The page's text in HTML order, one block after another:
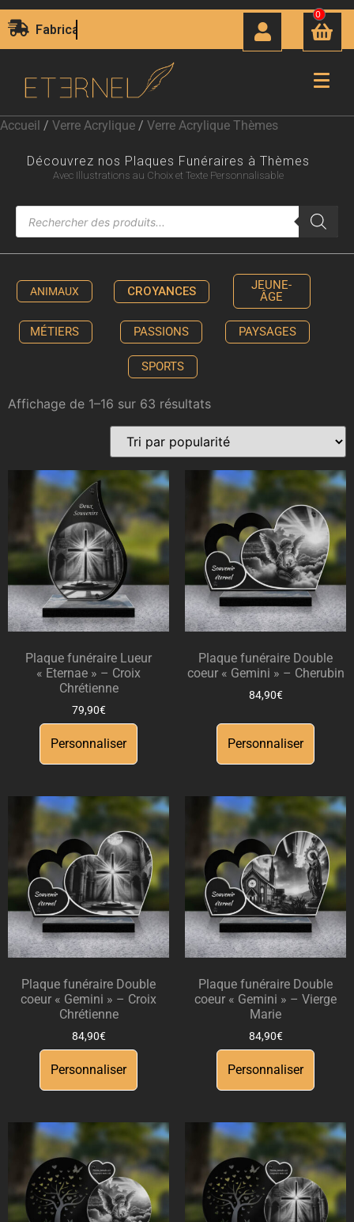
Livraison Express 24H00
0
Accueil / Verre Acrylique / Verre Acrylique Thèmes
Découvrez nos Plaques Funéraires à Thèmes
Avec Illustrations au Choix et Texte Personnalisable
ANIMAUX CROYANCES
JEUNE-
ÂGE
MÉTIERS PASSIONS PAYSAGES
SPORTS
Affichage de 1–16 sur 63 résultats
Plaque funéraire Lueur
« Eternae » – Croix
Chrétienne
79,90€
Personnaliser
Plaque funéraire Double
coeur « Gemini » – Cherubin
84,90€
Personnaliser
Plaque funéraire Double
coeur « Gemini » – Croix
Chrétienne
84,90€
Personnaliser
Plaque funéraire Double
coeur « Gemini » – Vierge
Marie
84,90€
Personnaliser